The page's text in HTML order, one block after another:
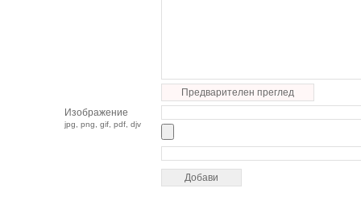
Предварителен преглед
Изображение
jpg, png, gif, pdf, djv